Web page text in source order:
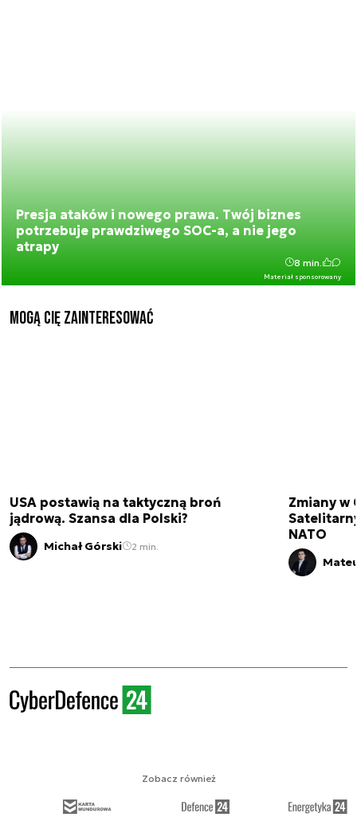
Presja ataków i nowego prawa. Twój biznes
potrzebuje prawdziwego SOC-a, a nie jego
atrapy
Materiał sponsorowany
8 min.
Mogą Cię zainteresować
USA postawią na taktyczną broń
jądrową. Szansa dla Polski?
Michał Górski 2 min.
Zmiany w
NATO
Zobacz również